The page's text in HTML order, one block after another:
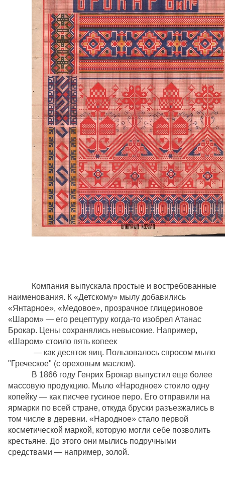
Компания выпускала простые и востребованные
наименования. К «Детскому» мылу добавились
«Янтарное», «Медовое», прозрачное глицериновое
«Шаром» — его рецептуру когда-то изобрел Атанас
Брокар. Цены сохранялись невысокие. Например,
«Шаром» стоило пять копеек
— как десяток яиц. Пользовалось спросом мыло
"Греческое" (с ореховым маслом).
В 1866 году Генрих Брокар выпустил еще более
массовую продукцию. Мыло «Народное» стоило одну
копейку — как писчее гусиное перо. Его отправили на
ярмарки по всей стране, откуда бруски разъезжались в
том числе в деревни. «Народное» стало первой
косметической маркой, которую могли себе позволить
крестьяне. До этого они мылись подручными
средствами — например, золой.